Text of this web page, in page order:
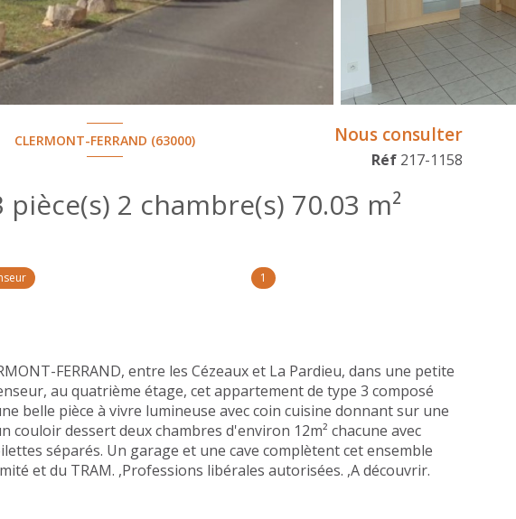
CLERMONT-FERRAND (63000)
Appartement 3 pièce(s) 2 chambre(s) 70.03 m²
1
Nous consulter
Réf 217-1158
FERRAND, entre les Cézeaux et La Pardieu, dans une petite
au quatrième étage, cet appartement de type 3 composé
belle pièce à vivre lumineuse avec coin cuisine donnant sur une
couloir dessert deux chambres d'environ 12m² chacune avec
séparés. Un garage et une cave complètent cet ensemble
et du TRAM. ,Professions libérales autorisées. ,A découvrir.